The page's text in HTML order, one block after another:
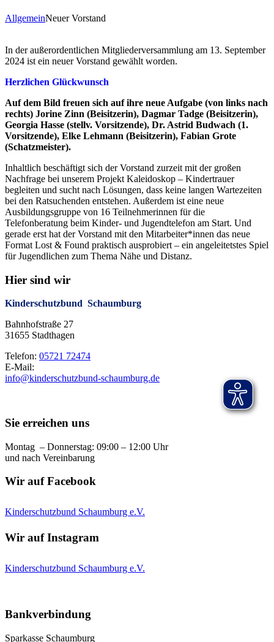
AllgemeinNeuer Vorstand
In der außerordentlichen Mitgliederversammlung am 13. September
2024 ist ein neuer Vorstand gewählt worden.
Herzlichen Glückwunsch
Auf dem Bild freuen sich auf ihre neue Aufgabe (von links nach
rechts) Jorine Zinn (Beisitzerin), Dagmar Tadge (Beisitzerin),
Georgia Hasse (stellv. Vorsitzende), Dr. Astrid Budwach (1.
Vorsitzende), Elke Lehmann (Beisitzerin), Fabian Grote
(Schatzmeister).
Inhaltlich beschäftigt sich der Vorstand zurzeit mit der großen
Nachfrage bei unserem Projekt Kaleidoskop – Kindertrauer
begleiten und sucht nach Lösungen, dass keine langen Wartezeiten
bei den Ratsuchenden entstehen. Außerdem ist eine neue
Ausbildungsgruppe von 16 Teilnehmerinnen für die
Telefonberatung beim Kinder- und Jugendtelefon am Start. Und
gerade erst hat der Vorstand mit den Mitarbeiter*innen das neue
Format Lost & Found praktisch ausprobiert – ein angeleitetstes Spiel
für Jugendlichen zum Thema Nähe und Distanz.
Hier sind wir
Kinderschutzbund Schaumburg
Bahnhofstraße 27
31655 Stadthagen
Telefon: 05721 72474
E-Mail:
info@kinderschutzbund-schaumburg.de
Sie erreichen uns
Montag – Donnerstag: 09:00 – 12:00 Uhr
und nach Vereinbarung
Wir auf Facebook
Kinderschutzbund Schaumburg e.V.
Wir auf Instagram
Kinderschutzbund Schaumburg e.V.
Bankverbindung
Sparkasse Schaumburg